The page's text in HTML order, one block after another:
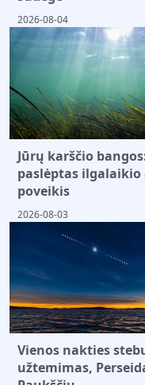
2026-08-04
Jūrų karščio
paslėptas
poveikis
2026-08-03
Vienos nakties
užtemimas,